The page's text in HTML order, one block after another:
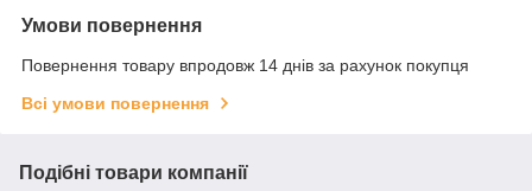
Умови повернення
Повернення товару впродовж 14 днів за рахунок покупця
Всі умови повернення
Подібні товари компанії